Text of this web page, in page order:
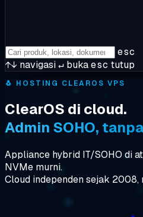
esc
↑↓ navigasi↵ bukaesc tutup
🐧 HOSTING CLEAROS VPS
ClearOS di cloud.
Admin SOHO,
Appliance hybrid IT/SOHO di
NVMe murni.
Cloud independen sejak